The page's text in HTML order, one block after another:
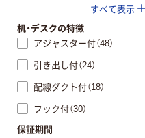
すべて表示
机・デスクの特徴
アジャスター付（48）
引き出し付（24）
配線ダクト付（18）
フック付（30）
保証期間